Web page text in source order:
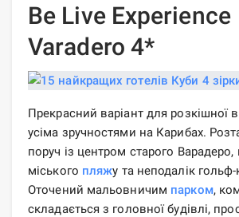
Be Live Experience
Varadero 4*
Прекрасний варіант для розкішної
усіма зручностями на Карибах.
поруч із центром старого Варадеро,
міського пляжу та неподалік гольф-
Оточений мальовничим парком,
складається з головної будівлі,